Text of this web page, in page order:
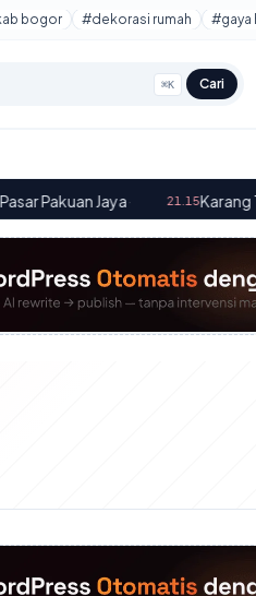
bogor #dekorasi rumah #gaya
⌘K Cari
Jaya· 21.15Karang Taruna